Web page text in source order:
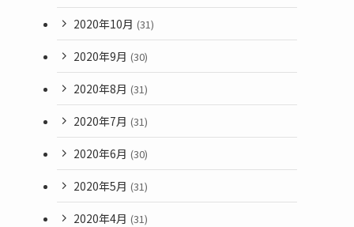
2020年10月 (31)
2020年9月 (30)
2020年8月 (31)
2020年7月 (31)
2020年6月 (30)
2020年5月 (31)
2020年4月 (31)